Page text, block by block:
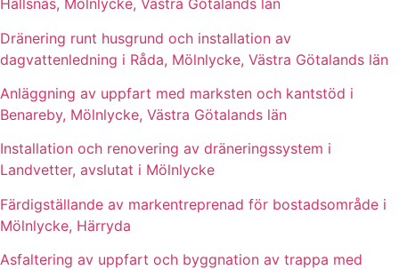
Hällsnäs, Mölnlycke, Västra Götalands län
Dränering runt husgrund och installation av
dagvattenledning i Råda, Mölnlycke, Västra Götalands län
Anläggning av uppfart med marksten och kantstöd i
Benareby, Mölnlycke, Västra Götalands län
Installation och renovering av dräneringssystem i
Landvetter, avslutat i Mölnlycke
Färdigställande av markentreprenad för bostadsområde i
Mölnlycke, Härryda
Asfaltering av uppfart och byggnation av trappa med